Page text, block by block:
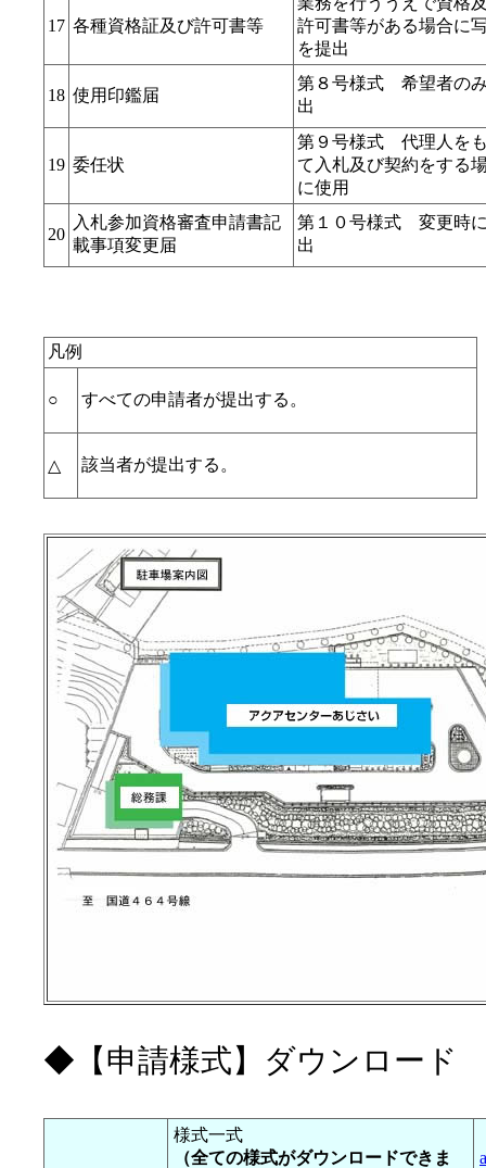
17 各種資格証及び許可書等
許可書等がある場合に
を提出
18 使用印鑑届
第８号様式 希望者の
出
19 委任状
第９号様式 代理人を
て入札及び契約をする
に使用
20
入札参加資格審査申請書記
載事項変更届
第１０号様式 変更時
出
凡例
○ すべての申請者が提出する。
△ 該当者が提出する。
◆【申請様式】ダウンロード
様式一式
（全ての様式がダウンロードできま